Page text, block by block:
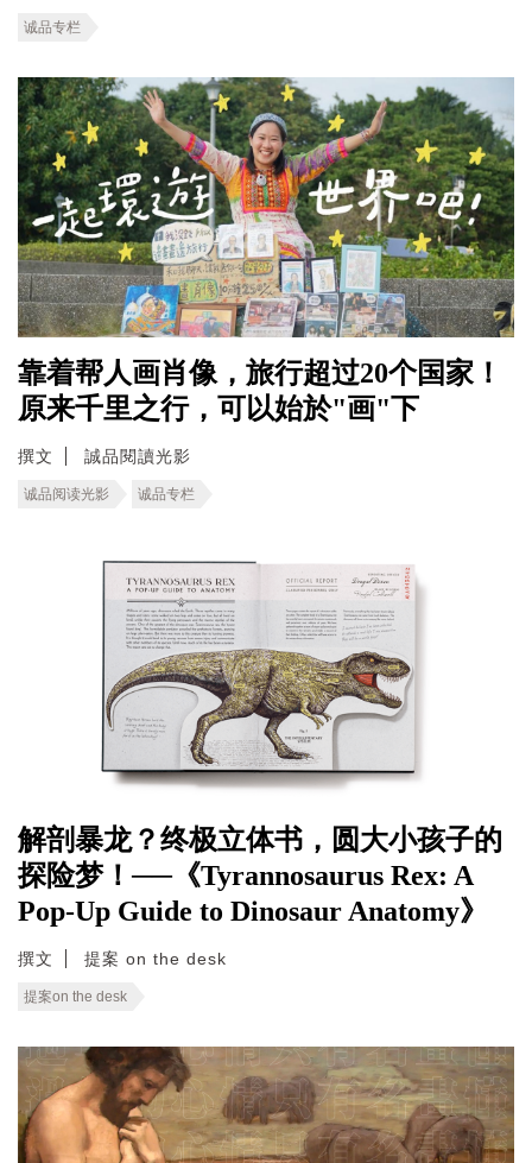
诚品专栏
靠着帮人画肖像，旅行超过20个国家！
原来千里之行，可以始於"画"下
撰文 誠品閱讀光影
诚品阅读光影 诚品专栏
解剖暴龙？终极立体书，圆大小孩子的
探险梦！──《Tyrannosaurus Rex: A
Pop-Up Guide to Dinosaur Anatomy》
撰文 提案 on the desk
提案on the desk